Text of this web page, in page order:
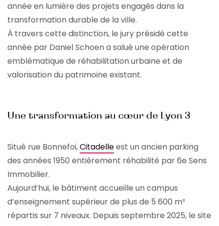
année en lumière des projets engagés dans la
transformation durable de la ville.
À travers cette distinction, le jury présidé cette
année par Daniel Schoen a salué une opération
emblématique de réhabilitation urbaine et de
valorisation du patrimoine existant.
Une transformation au cœur de Lyon 3
Situé rue Bonnefoi,Citadelleest un ancien parking
des années 1950 entièrement réhabilité par 6e Sens
Immobilier.
Aujourd’hui, le bâtiment accueille un campus
d’enseignement supérieur de plus de 5 600 m²
répartis sur 7 niveaux. Depuis septembre 2025, le site